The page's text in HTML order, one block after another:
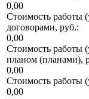
0,00
Стоимость работы
договорами, руб.:
0,00
Стоимость работы
планом (планами),
0,00
Стоимость работы
0,00